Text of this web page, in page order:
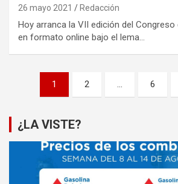
26 mayo 2021 Redacción
Hoy arranca la VII edición del Congreso
en formato online bajo el lema…
Paginación
entradas
1 2 … 6
¿LA VISTE?